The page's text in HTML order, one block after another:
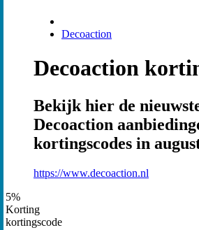
Decoaction
Decoaction
Bekijk hier de
Decoaction
kortingscodes in
https://www.decoaction.nl
5%
Korting
kortingscode